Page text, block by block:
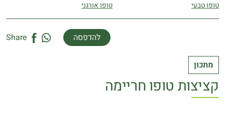
טופו טבעי
טופו אורגני
Share להדפסה
מתכון
קציצות טופו חריימה